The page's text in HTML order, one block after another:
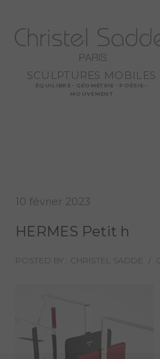
SCULPTURES MOBILES
ÉQUILIBRE - GÉOMÉTRIE - POÉSIE -
MOUVEMENT
10 février 2023
HERMES Petit h
POSTED BY : CHRISTEL SADDE